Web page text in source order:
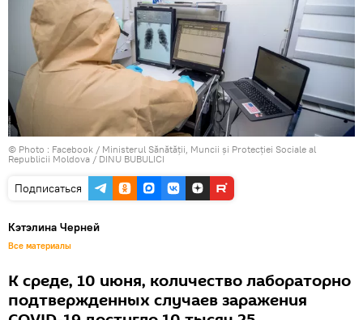
© Photo : Facebook / Ministerul Sănătății, Muncii și Protecției Sociale al
Republicii Moldova / DINU BUBULICI
Подписаться
Кэтэлина Черней
Все материалы
К среде, 10 июня, количество лабораторно
подтвержденных случаев заражения